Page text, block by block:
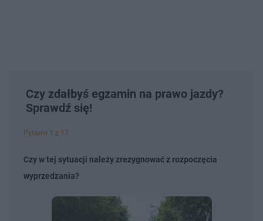
Czy zdałbyś egzamin na prawo jazdy?
Sprawdź się!
Pytanie 1 z 17
Czy w tej sytuacji należy zrezygnować z rozpoczęcia
wyprzedzania?